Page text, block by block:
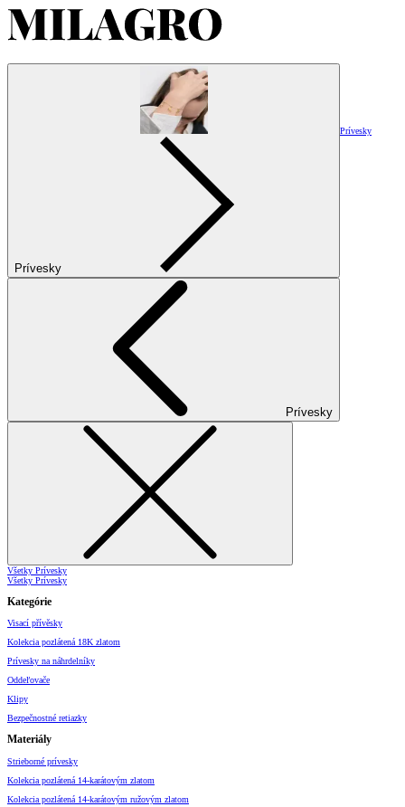
Prívesky
Prívesky
Prívesky
Všetky Prívesky
Všetky Prívesky
Kategórie
Visací přívěsky
Kolekcia pozlátená 18K zlatom
Prívesky na náhrdelníky
Oddeľovače
Klipy
Bezpečnostné retiazky
Materiály
Strieborné prívesky
Kolekcia pozlátená 14-karátovým zlatom
Kolekcia pozlátená 14-karátovým ružovým zlatom